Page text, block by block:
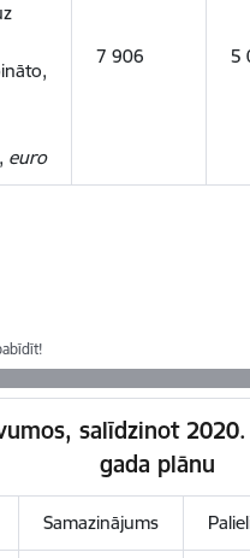
euro
7 906 5
salīdzinot
gada plānu
Samazinājums